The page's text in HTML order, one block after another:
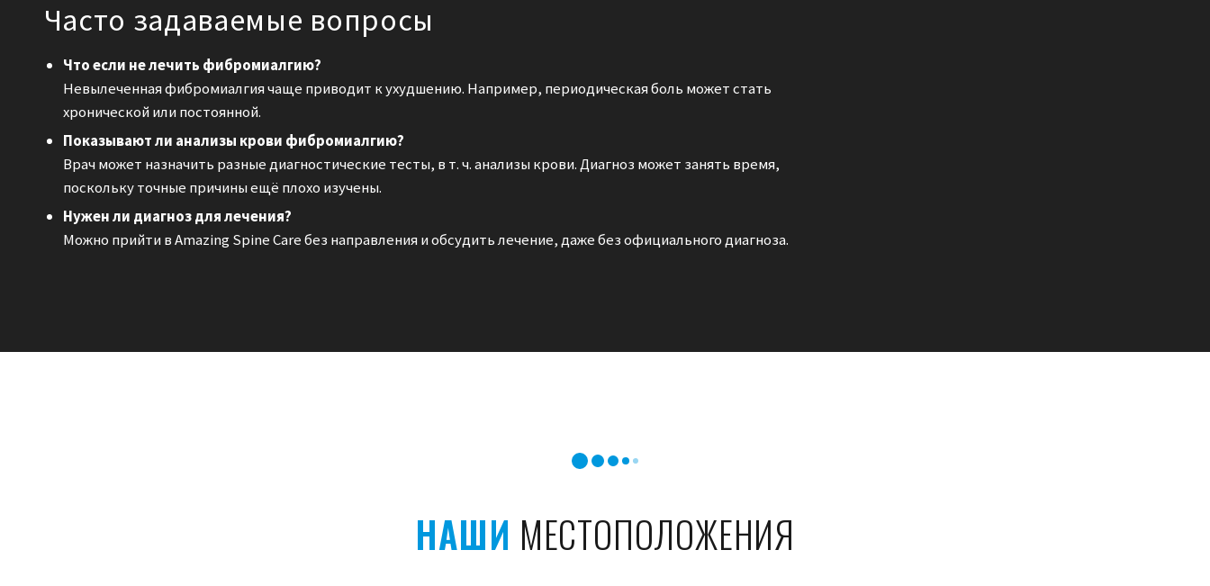
Часто задаваемые вопросы
Что если не лечить фибромиалгию?
Невылеченная фибромиалгия чаще приводит к ухудшению. Например, периодическая боль может стать
хронической или постоянной.
Показывают ли анализы крови фибромиалгию?
Врач может назначить разные диагностические тесты, в т. ч. анализы крови. Диагноз может занять время,
поскольку точные причины ещё плохо изучены.
Нужен ли диагноз для лечения?
Можно прийти в Amazing Spine Care без направления и обсудить лечение, даже без официального диагноза.
НАШИ МЕСТОПОЛОЖЕНИЯ